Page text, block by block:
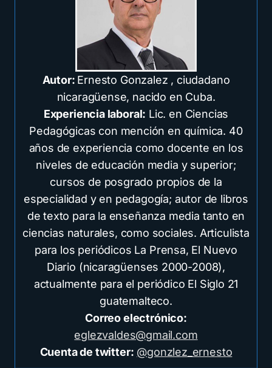
Autor: Ernesto Gonzalez , ciudadano
nicaragüense, nacido en Cuba.
Experiencia laboral: Lic. en Ciencias
Pedagógicas con mención en química. 40
años de experiencia como docente en los
niveles de educación media y superior;
cursos de posgrado propios de la
especialidad y en pedagogía; autor de libros
de texto para la enseñanza media tanto en
ciencias naturales, como sociales. Articulista
para los periódicos La Prensa, El Nuevo
Diario (nicaragüenses 2000-2008),
actualmente para el periódico El Siglo 21
guatemalteco.
Correo electrónico:
eglezvaldes@gmail.com
Cuenta de twitter: @gonzlez_ernesto